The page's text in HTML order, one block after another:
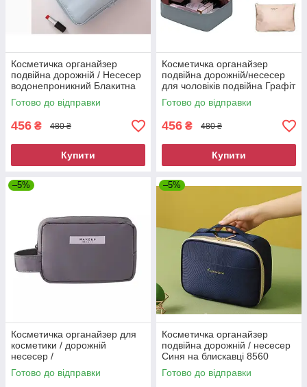
Косметичка органайзер
подвійна дорожній / Несесер
водонепроникний Блакитна
13011 к г
Готово до відправки
456 ₴ 480 ₴
Купити
Косметичка органайзер
подвійна дорожній/несесер
для чоловіків подвійна Графіт
Готово до відправки
456 ₴ 480 ₴
Купити
–5%
Косметичка органайзер для
косметики / дорожній
несесер /
водовідштовхувальна
водонепроникна Сіра S
Готово до відправки
–5%
Косметичка органайзер
подвійна дорожній / несесер
Синя на блискавці 8560
Готово до відправки